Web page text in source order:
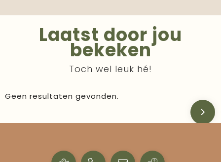
Laatst door jou
bekeken
Toch wel leuk hé!
Geen resultaten gevonden.